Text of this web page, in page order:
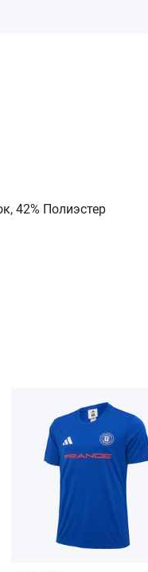
42% Полиэстер